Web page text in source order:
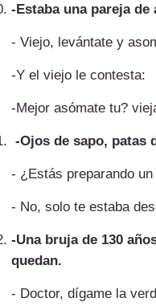
-Estaba una pareja
- Viejo, levántate y
-Y el viejo le contesta:
-Mejor asómate tu?
-Ojos de sapo, patas
- ¿Estás preparando
- No, solo te estaba
-Una bruja de 130
quedan.
- Doctor, dígame la